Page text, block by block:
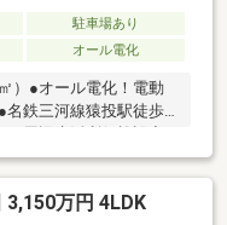
駐車場あり
オール電化
）●オール電化！電動
鉄三河線猿投駅徒歩2
アなど徒歩圏内で便利
面や写真だけでは分か
現地を見ていただきた
万円 4LDK